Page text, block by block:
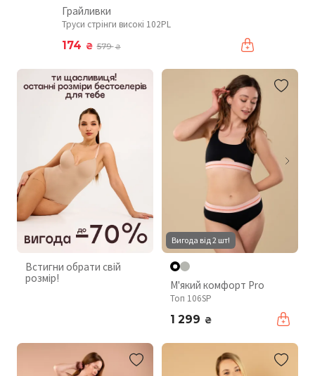
Грайливки
Труси стрінги високі 102PL
174 ₴ 579₴
Встигни обрати свій
розмір!
Вигода від 2 шт!
М'який комфорт Pro
Топ 106SP
1 299 ₴